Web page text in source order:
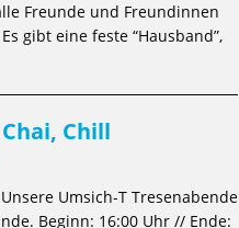
Freunde und Freundinnen
gibt eine feste “Hausband”,
Chill
Umsich-T Tresenabende
Beginn: 16:00 Uhr // Ende: